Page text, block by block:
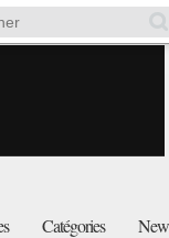
Catégories